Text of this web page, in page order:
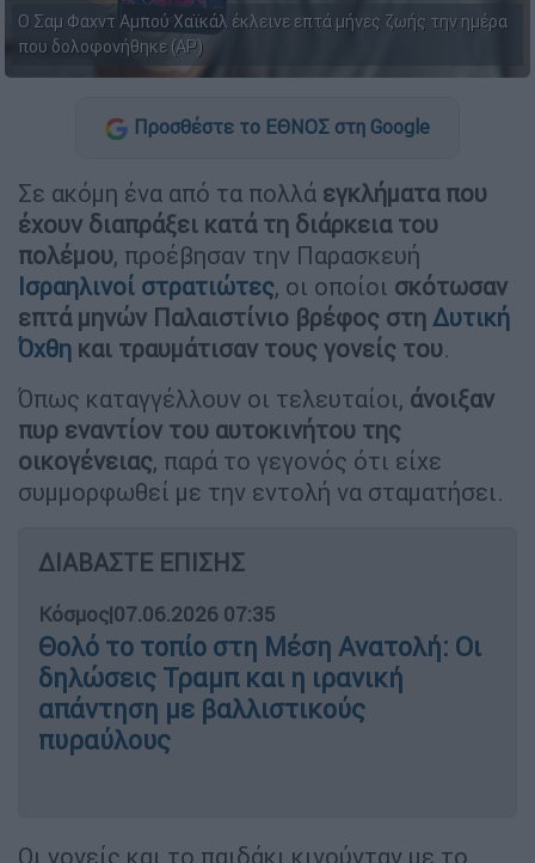
Ο Σαμ Φαχντ Αμπού Χαϊκάλ έκλεινε επτά μήνες ζωής την ημέρα
που δολοφονήθηκε (AP)
Προσθέστε το ΕΘΝΟΣ στη Google
Σε ακόμη ένα από τα πολλά εγκλήματα που
έχουν διαπράξει κατά τη διάρκεια του
πολέμου, προέβησαν την Παρασκευή
Ισραηλινοί στρατιώτες, οι οποίοι σκότωσαν
επτά μηνών Παλαιστίνιο βρέφος στη Δυτική
Όχθη και τραυμάτισαν τους γονείς του.
Όπως καταγγέλλουν οι τελευταίοι, άνοιξαν
πυρ εναντίον του αυτοκινήτου της
οικογένειας, παρά το γεγονός ότι είχε
συμμορφωθεί με την εντολή να σταματήσει.
ΔΙΑΒΑΣΤΕ ΕΠΙΣΗΣ
Κόσμος|07.06.2026 07:35
Θολό το τοπίο στη Μέση Ανατολή: Οι
δηλώσεις Τραμπ και η ιρανική
απάντηση με βαλλιστικούς
πυραύλους
Οι γονείς και το παιδάκι κινούνταν με το